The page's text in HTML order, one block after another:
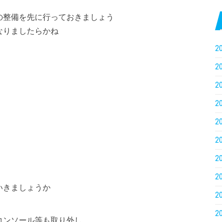
備を先に行っておきましょう
ましたらかね
きましょうか
ソール等も取り外し